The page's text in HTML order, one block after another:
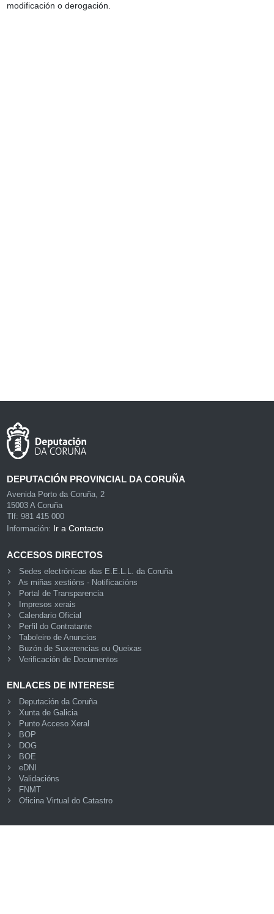
modificación o derogación.
DEPUTACIÓN PROVINCIAL DA CORUÑA
Avenida Porto da Coruña, 2
15003 A Coruña
Tlf: 981 415 000
Información: Ir a Contacto
ACCESOS DIRECTOS
Sedes electrónicas das E.E.L.L. da Coruña
As miñas xestións - Notificacións
Portal de Transparencia
Impresos xerais
Calendario Oficial
Perfil do Contratante
Taboleiro de Anuncios
Buzón de Suxerencias ou Queixas
Verificación de Documentos
ENLACES DE INTERESE
Deputación da Coruña
Xunta de Galicia
Punto Acceso Xeral
BOP
DOG
BOE
eDNI
Validacións
FNMT
Oficina Virtual do Catastro